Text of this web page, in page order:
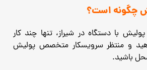
چگونه است؟
با دستگاه در شیراز، تنها چند کار
و منتظر سرویسکار متخصص پولیش
باشید.